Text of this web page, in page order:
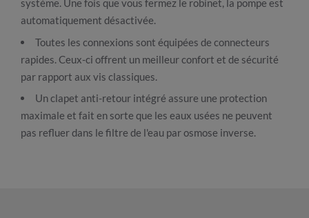
système. Une fois que vous fermez le robinet, la pompe est
automatiquement désactivée.
Toutes les connexions sont équipées de connecteurs
rapides. Ceux-ci offrent un meilleur confort et de sécurité
par rapport aux vis classiques.
Un clapet anti-retour intégré assure une protection
maximale et fait en sorte que les eaux usées ne peuvent
pas refluer dans le filtre de l'eau par osmose inverse.